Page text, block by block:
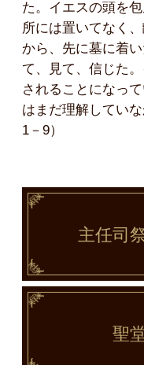
た。イエスの頭を
所には置いてなく
から、先に墓に着
て、見て、信じた
されることになっ
はまだ理解してい
1－9）
主任司
聖